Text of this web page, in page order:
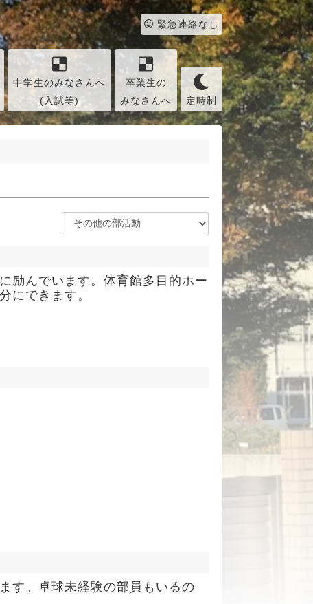
緊急連絡なし
中学生のみなさんへ
(入試等)
卒業生の
みなさんへ
定時制
励んでいます。体育館多目的ホー
にできます。
す。卓球未経験の部員もいるの